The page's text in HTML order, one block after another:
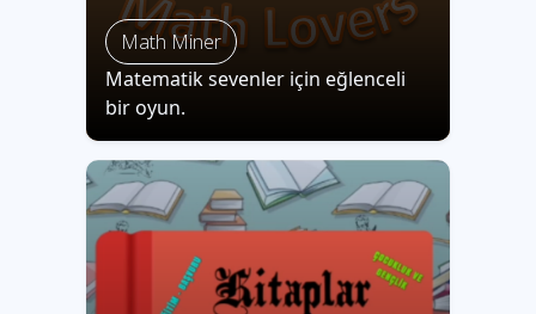
Math Miner
Matematik sevenler için eğlenceli
bir oyun.